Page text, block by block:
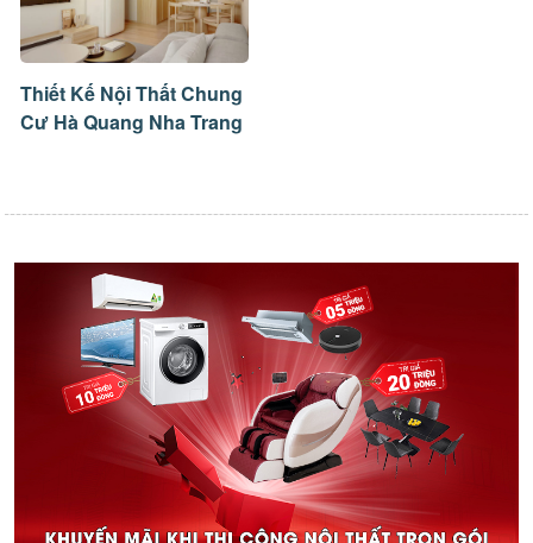
Thiết Kế Nội Thất Chung
Cư Hà Quang Nha Trang